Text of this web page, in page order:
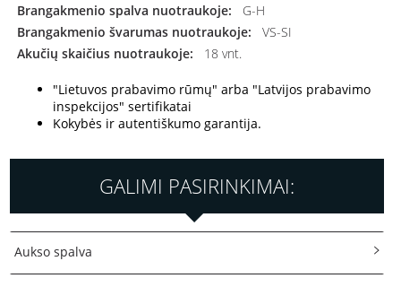
Brangakmenio spalva nuotraukoje:
G-H
Brangakmenio švarumas nuotraukoje:
VS-SI
Akučių skaičius nuotraukoje:
18 vnt.
"Lietuvos prabavimo rūmų" arba "Latvijos prabavimo
inspekcijos" sertifikatai
Kokybės ir autentiškumo garantija.
GALIMI PASIRINKIMAI:
Aukso spalva